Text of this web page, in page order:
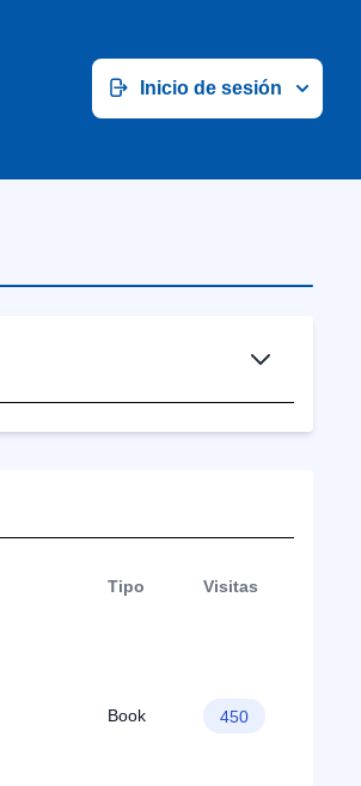
Inicio de sesión
Tipo Visitas
Book 450